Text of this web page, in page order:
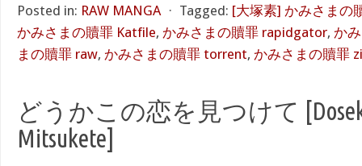
Posted in: RAW MANGA ⋅ Tagged: [大塚素] かみさまの
かみさまの贖罪 Katfile, かみさまの贖罪 rapidgator, か
まの贖罪 raw, かみさまの贖罪 torrent, かみさまの贖罪
どうかこの恋を見つけて
Mitsukete]